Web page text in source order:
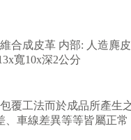
合成皮革 内部: 人造麂
寬10x深2公分
覆工法而於成品所產生
、車線差異等等皆屬正常